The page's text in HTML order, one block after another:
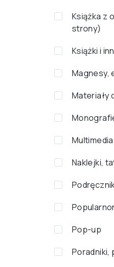
Książka z
strony)
Książki i
Magnesy,
Materiały
Multimedia
Naklejki,
Pop-up
Poradniki,